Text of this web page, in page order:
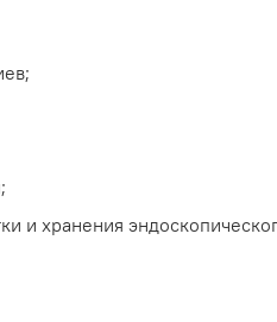
и хранения